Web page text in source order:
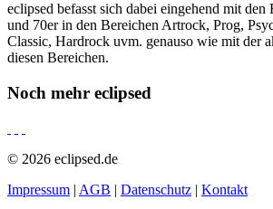
eclipsed befasst sich dabei eingehend mit den
und 70er in den Bereichen Artrock, Prog,
Classic, Hardrock uvm. genauso wie mit der
diesen Bereichen.
Noch mehr eclipsed
© 2026 eclipsed.de
Impressum | AGB | Datenschutz | Kontakt